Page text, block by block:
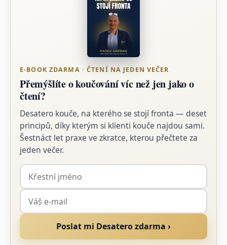
E-BOOK ZDARMA · ČTENÍ NA JEDEN VEČER
Přemýšlíte o koučování víc než jen jako o
čtení?
Desatero kouče, na kterého se stojí fronta — deset
principů, díky kterým si klienti kouče najdou sami.
Šestnáct let praxe ve zkratce, kterou přečtete za
jeden večer.
Poslat mi Desatero zdarma ›